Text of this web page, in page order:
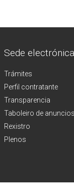
Sede electrónica
Trámites
Perfil contratante
Transparencia
Taboleiro de anuncios
Rexistro
Plenos